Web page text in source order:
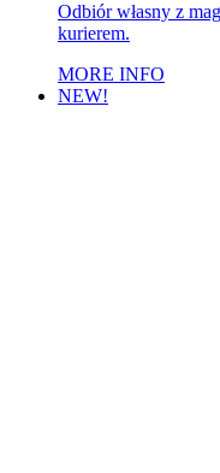
Odbiór własny z
kurierem.
MORE INFO
NEW!